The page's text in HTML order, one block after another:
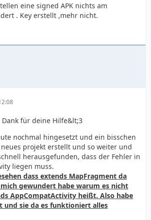
eine signed APK nichts am
. Key erstellt ,mehr nicht.
für deine Hilfe&lt;3
nochmal hingesetzt und ein bisschen
projekt erstellt und so weiter und
herausgefunden, dass der Fehler in
liegen muss.
dass extends MapFragment da
gewundert habe warum es nicht
AppCompatActivity heißt. Also habe
und sie da es funktioniert alles